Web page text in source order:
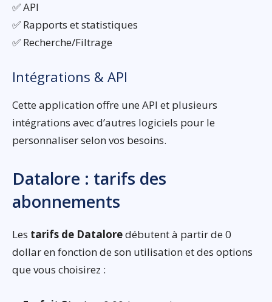
✅ API
✅ Rapports et statistiques
✅ Recherche/Filtrage
Intégrations & API
Cette application offre une API et plusieurs
intégrations avec d’autres logiciels pour le
personnaliser selon vos besoins.
Datalore : tarifs des
abonnements
Les tarifs de Dataloredébutent à partir de 0
dollar en fonction de son utilisation et des options
que vous choisirez :